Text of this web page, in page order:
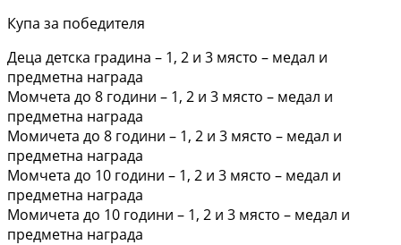
Купа за победителя
Деца детска градина – 1, 2 и 3 място – медал и
предметна награда
Момчета до 8 години – 1, 2 и 3 място – медал и
предметна награда
Момичета до 8 години – 1, 2 и 3 място – медал и
предметна награда
Момчета до 10 години – 1, 2 и 3 място – медал и
предметна награда
Момичета до 10 години – 1, 2 и 3 място – медал и
предметна награда